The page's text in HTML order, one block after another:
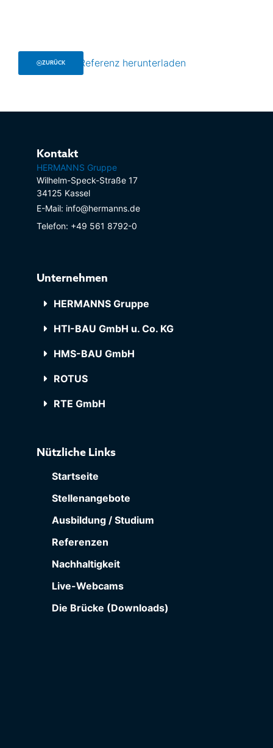
ZURÜCK Referenz herunterladen
Unternehmen
HERMANNS Gruppe
HTI-BAU GmbH u. Co. KG
HMS-BAU GmbH
ROTUS
RTE GmbH
Nützliche Links
Startseite
Stellenangebote
Ausbildung / Studium
Referenzen
Nachhaltigkeit
Live-Webcams
Die Brücke (Downloads)
Kontakt
HERMANNS Gruppe
Wilhelm-Speck-Straße 17
34125 Kassel
E-Mail: info@hermanns.de
Telefon: +49 561 8792-0